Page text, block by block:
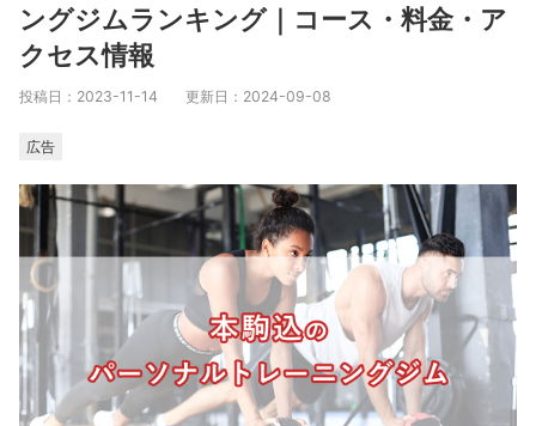
ングジムランキング｜コース・料金・ア
クセス情報
投稿日： 2023-11-14 更新日： 2024-09-08
広告